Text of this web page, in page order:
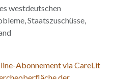
westdeutschen
Staatszuschüsse,
Abonnement via CareLit